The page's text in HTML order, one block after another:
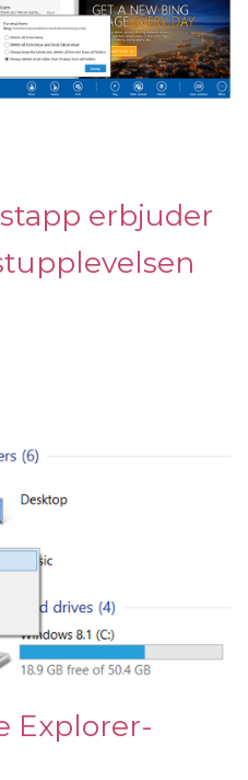
erbjuder
Explorer-